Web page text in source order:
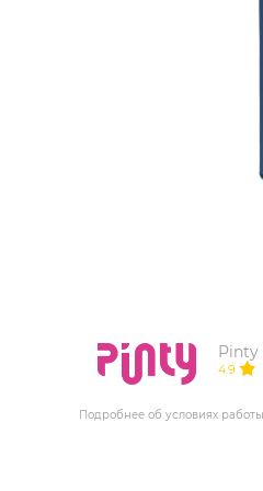
ТЕХНИЧЕСКОЕ
Pinty
4.9
Подробнее об условиях работы